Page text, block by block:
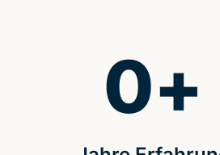
0+